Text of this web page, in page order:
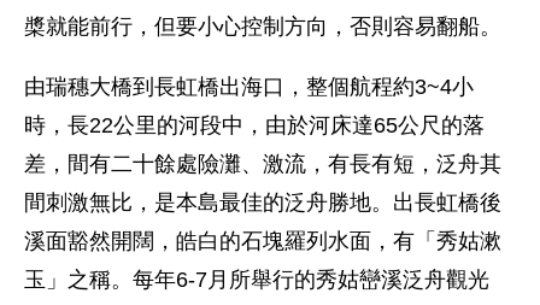
槳就能前行，但要小心控制方向，否則容易翻船。
由瑞穗大橋到長虹橋出海口，整個航程約3~4小
時，長22公里的河段中，由於河床達65公尺的落
差，間有二十餘處險灘、激流，有長有短，泛舟其
間刺激無比，是本島最佳的泛舟勝地。出長虹橋後
溪面豁然開闊，皓白的石塊羅列水面，有「秀姑漱
玉」之稱。每年6-7月所舉行的秀姑巒溪泛舟觀光